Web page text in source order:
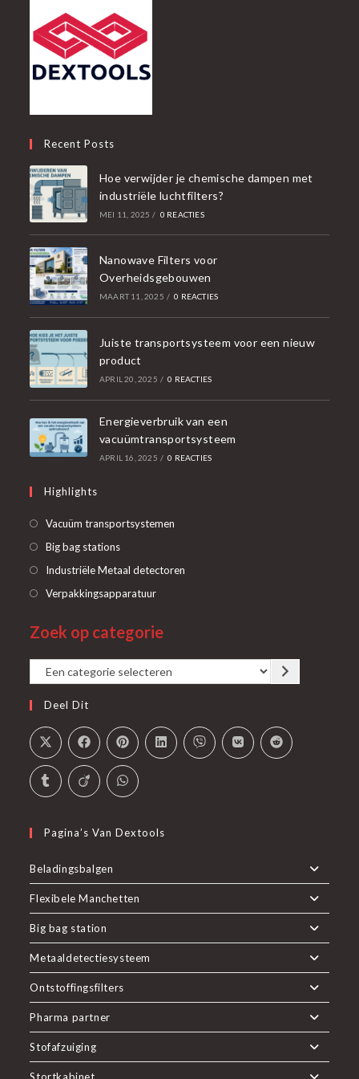
Recent Posts
Hoe verwijder je chemische dampen met
industriële luchtfilters?
MEI 11, 2025 / 0 REACTIES
Nanowave Filters voor
Overheidsgebouwen
MAART 11, 2025 / 0 REACTIES
Juiste transportsysteem voor een nieuw
product
APRIL 20, 2025 / 0 REACTIES
Energieverbruik van een
vacuümtransportsysteem
APRIL 16, 2025 / 0 REACTIES
Highlights
Vacuüm transportsystemen
Big bag stationsOpent
in
Industriële Metaal detectoren
VerpakkingsapparatuurOpent
een
tab
Zoek op categorie
Een
categorie
selecteren
Deel Dit
Pagina’s Van Dextools
Beladingsbalgen
Flexibele Manchetten
Big bag station
Metaaldetectiesysteem
Ontstoffingsfilters
Pharma partner
Stofafzuiging